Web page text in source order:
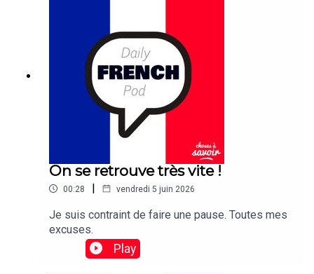
On se retrouve très vite !
00:28 | vendredi 5 juin 2026
Je suis contraint de faire une pause. Toutes mes
excuses.
Play